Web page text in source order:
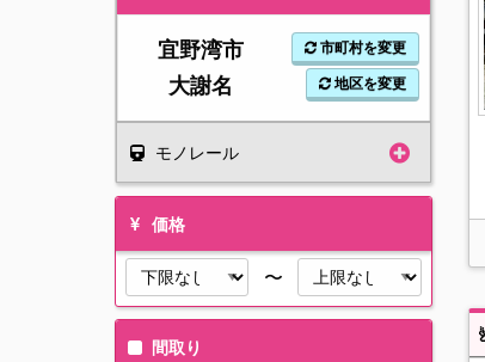
宜野湾市 市町村を変更
大謝名 地区を変更
モノレール
価格
〜
間取り